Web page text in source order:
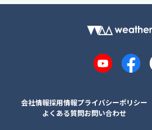
YouTube
会社情報採用情報プライバシーポリシー
よくある質問お問い合わせ